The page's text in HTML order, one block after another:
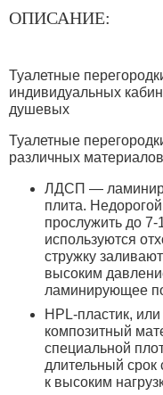
ОПИСАНИЕ:
Туалетные
индивидуальных
душевых
Туалетные
различных
ЛДСП —
плита.
прослужить до
используются
стружку
высоким
ламинирующее
HPL-пластик,
композитный
специальной
длительный срок
к высоким